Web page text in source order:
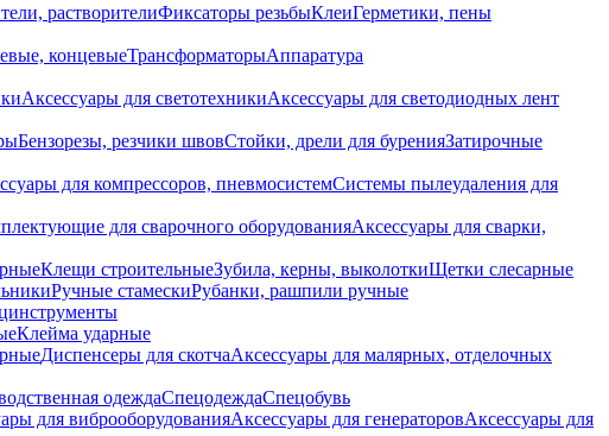
растворителиФиксаторы резьбыКлеиГерметики, пены
концевыеТрансформаторыАппаратура
Аксессуары для светотехникиАксессуары для светодиодных лент
Бензорезы, резчики швовСтойки, дрели для буренияЗатирочные
для компрессоров, пневмосистемСистемы пылеудаления для
для сварочного оборудованияАксессуары для сварки,
Клещи строительныеЗубила, керны, выколоткиЩетки слесарные
Ручные стамескиРубанки, рашпили ручные
Клейма ударные
Диспенсеры для скотчаАксессуары для малярных, отделочных
одеждаСпецодеждаСпецобувь
для виброоборудованияАксессуары для генераторовАксессуары для